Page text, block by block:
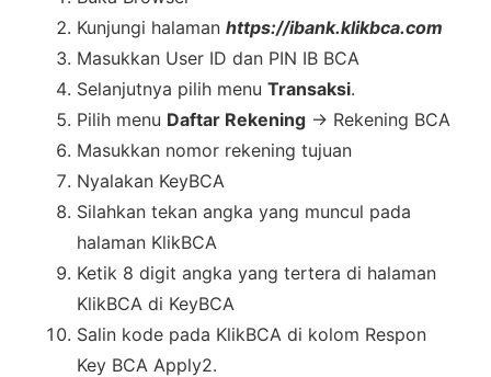
Kunjungi halaman https://ibank.klikbca.com
Masukkan User ID dan PIN IB BCA
Selanjutnya pilih menu Transaksi.
Pilih menu Daftar Rekening -> Rekening BCA
Masukkan nomor rekening tujuan
Nyalakan KeyBCA
Silahkan tekan angka yang muncul pada
halaman KlikBCA
Ketik 8 digit angka yang tertera di halaman
KlikBCA di KeyBCA
Salin kode pada KlikBCA di kolom Respon
Key BCA Apply2.